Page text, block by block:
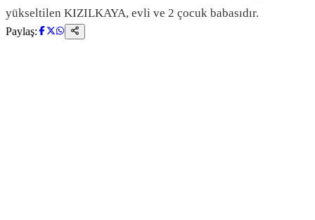
yükseltilen KIZILKAYA, evli ve 2 çocuk babasıdır.
Paylaş: